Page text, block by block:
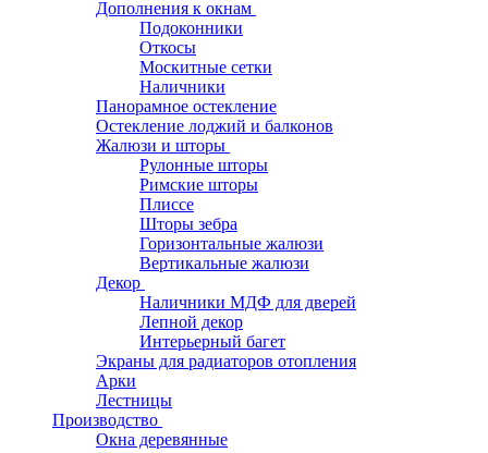
Дополнения к окнам
Подоконники
Откосы
Москитные сетки
Наличники
Панорамное остекление
Остекление лоджий и балконов
Жалюзи и шторы
Рулонные шторы
Римские шторы
Плиссе
Шторы зебра
Горизонтальные жалюзи
Вертикальные жалюзи
Декор
Наличники МДФ для дверей
Лепной декор
Интерьерный багет
Экраны для радиаторов отопления
Арки
Лестницы
Производство
Окна деревянные